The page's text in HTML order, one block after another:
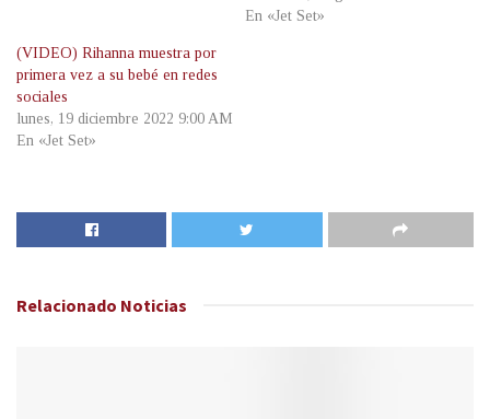
En «Jet Set»
(VIDEO) Rihanna muestra por
primera vez a su bebé en redes
sociales
lunes, 19 diciembre 2022 9:00 AM
En «Jet Set»
Relacionado Noticias